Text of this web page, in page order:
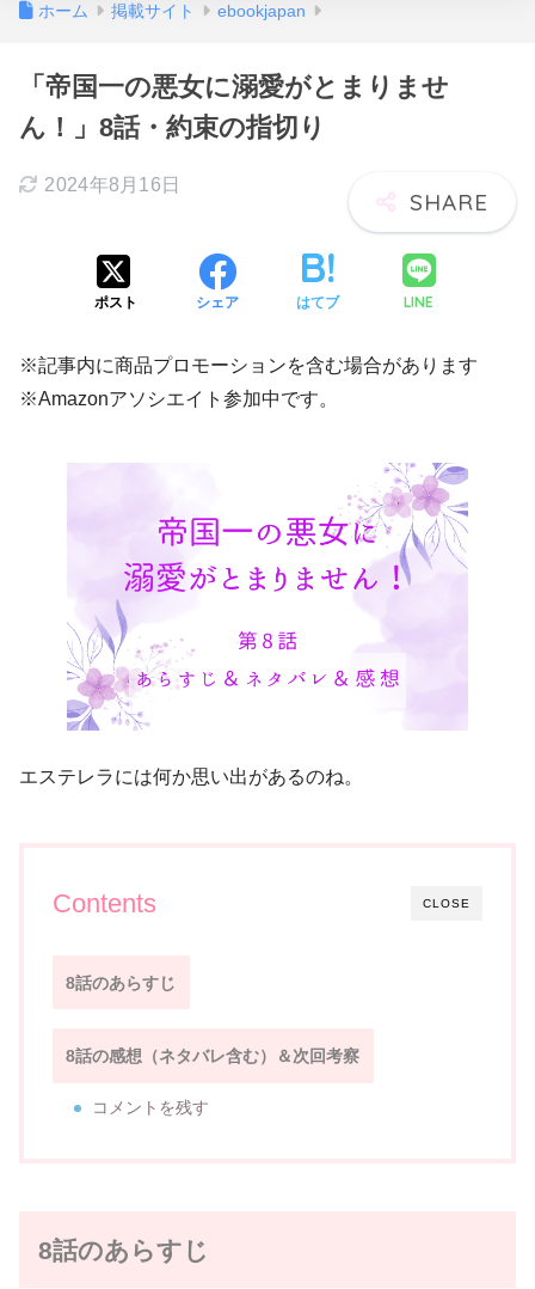
ホーム 掲載サイト ebookjapan
「帝国一の悪女に溺愛がとまりませ
ん！」8話・約束の指切り
2024年8月16日
ポスト シェア はてブ LINE
※記事内に商品プロモーションを含む場合があります
※Amazonアソシエイト参加中です。
エステレラには何か思い出があるのね。
CLOSE
Contents
8話のあらすじ
8話の感想（ネタバレ含む）＆次回考察
コメントを残す
8話のあらすじ